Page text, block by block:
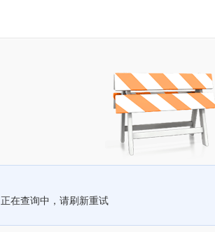
正在查询中，请刷新重试